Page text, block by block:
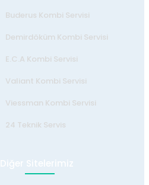
Buderus Kombi Servisi
Demirdöküm Kombi Servisi
E.C.A Kombi Servisi
Valiant Kombi Servisi
Viessman Kombi Servisi
24 Teknik Servis
Diğer Sitelerimiz